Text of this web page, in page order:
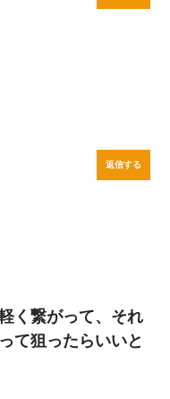
返信する
く繋がって、それ
て狙ったらいいと